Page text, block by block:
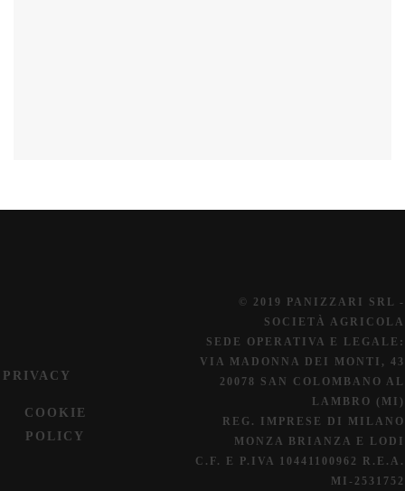
PRIVACY
COOKIE
POLICY
© 2019 PANIZZARI SRL -
SOCIETÀ AGRICOLA
SEDE OPERATIVA E LEGALE:
VIA MADONNA DEI MONTI, 43
20078 SAN COLOMBANO AL
LAMBRO (MI)
REG. IMPRESE DI MILANO
MONZA BRIANZA E LODI
C.F. E P.IVA 10441100962 R.E.A.
MI-2531752